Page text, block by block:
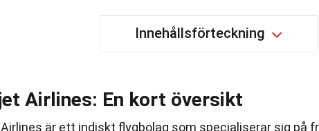
Innehållsförteckning
Airlines: En kort översikt
är ett indiskt flygbolag som specialiserar sig på